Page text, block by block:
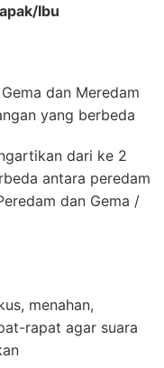
Ibu
dan Meredam
yang berbeda
dari ke 2
antara peredam
dan Gema /
menahan,
rapat agar suara